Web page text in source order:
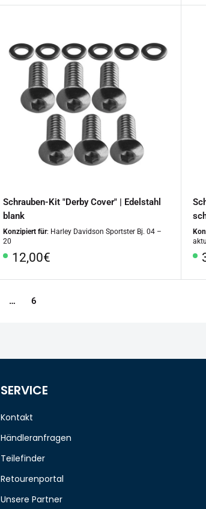
Schrauben-Kit "Derby Cover" | Edelstahl
blank
Konzipiert für: Harley Davidson Sportster Bj. 04 –
20
Sonderpreis
12,00€
… 6
SERVICE
Kontakt
Händleranfragen
Teilefinder
Retourenportal
Unsere Partner